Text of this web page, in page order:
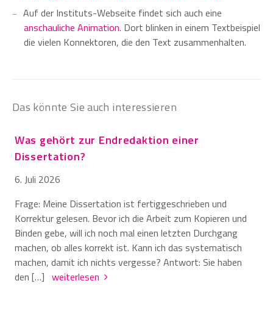
Auf der Instituts-Webseite findet sich auch eine
anschauliche Animation. Dort blinken in einem Textbeispiel
die vielen Konnektoren, die den Text zusammenhalten.
Das könnte Sie auch interessieren
Was gehört zur Endredaktion einer
Dissertation?
6. Juli 2026
Frage: Meine Dissertation ist fertiggeschrieben und
Korrektur gelesen. Bevor ich die Arbeit zum Kopieren und
Binden gebe, will ich noch mal einen letzten Durchgang
machen, ob alles korrekt ist. Kann ich das systematisch
machen, damit ich nichts vergesse? Antwort: Sie haben
den […] weiterlesen